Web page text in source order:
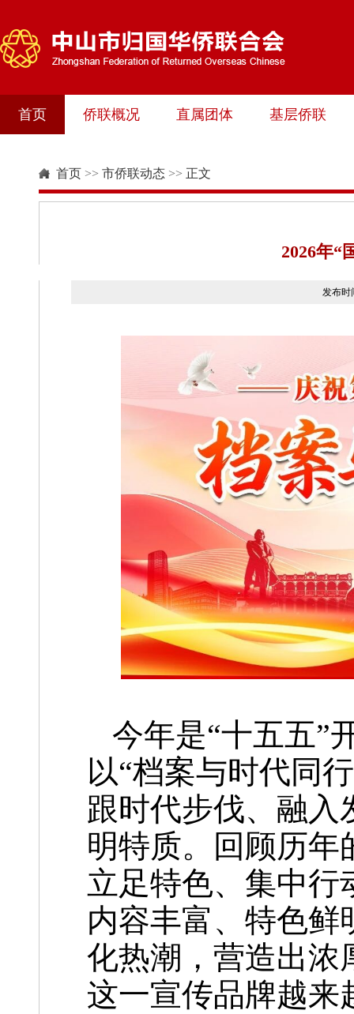
首页 侨联概况 直属团体 基层侨联
首页 >> 市侨联动态 >> 正文
2026年“
发布
今年是“十五五”
以“档案与时代同
跟时代步伐、融入
明特质。回顾历年
立足特色、集中行
内容丰富、特色鲜
化热潮，营造出浓
这一宣传品牌越来